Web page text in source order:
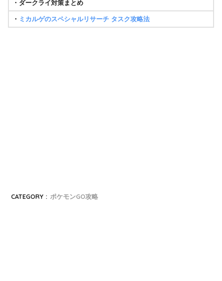
・ダークライ対策まとめ
・ ミカルゲのスペシャルリサーチ タスク攻略法
CATEGORY : ポケモンGO攻略